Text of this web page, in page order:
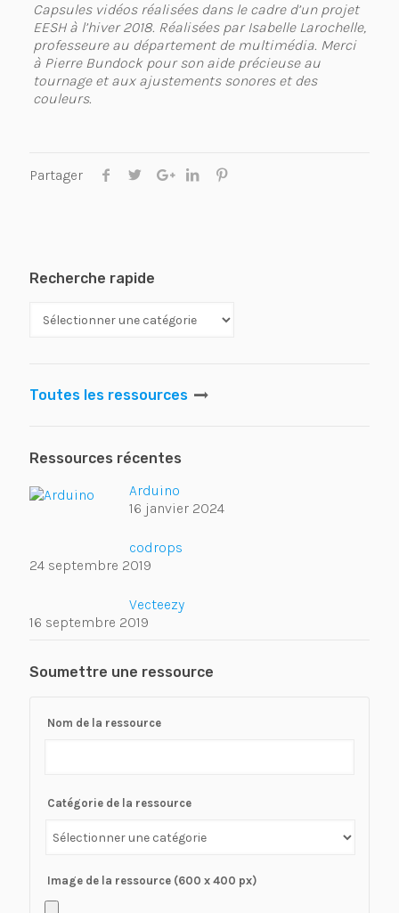
Capsules vidéos réalisées dans le cadre d’un projet
EESH à l’hiver 2018. Réalisées par Isabelle Larochelle,
professeure au département de multimédia. Merci
à Pierre Bundock pour son aide précieuse au
tournage et aux ajustements sonores et des
couleurs.
Partager
Recherche rapide
Toutes les ressources
Ressources récentes
Arduino
16 janvier 2024
codrops
24 septembre 2019
Vecteezy
16 septembre 2019
Soumettre une ressource
Nom de la ressource
Catégorie de la ressource
Image de la ressource (600 x 400 px)